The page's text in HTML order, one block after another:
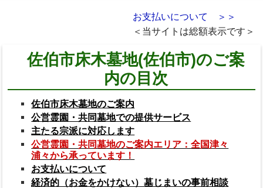
お支払いについて ＞＞
＜当サイトは総額表示です＞
佐伯市床木墓地(佐伯市)のご案
内の目次
佐伯市床木墓地のご案内
公営霊園・共同墓地での提供サービス
主たる宗派に対応します
公営霊園・共同墓地のご案内エリア：全国津々
浦々から承っています！
お支払いについて
経済的（お金をかけない）墓じまいの事前相談